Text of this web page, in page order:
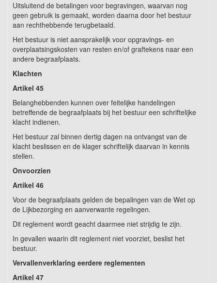
Uitsluitend de betalingen voor begravingen, waarvan nog
geen gebruik is gemaakt, worden daarna door het bestuur
aan rechthebbende terugbetaald.
Het bestuur is niet aansprakelijk voor opgravings- en
overplaatsingskosten van resten en/of graftekens naar een
andere begraafplaats.
Klachten
Artikel 45
Belanghebbenden kunnen over feitelijke handelingen
betreffende de begraafplaats bij het bestuur een schriftelijke
klacht indienen.
Het bestuur zal binnen dertig dagen na ontvangst van de
klacht beslissen en de klager schriftelijk daarvan in kennis
stellen.
Onvoorzien
Artikel 46
Voor de begraafplaats gelden de bepalingen van de Wet op
de Lijkbezorging en aanverwante regelingen.
Dit reglement wordt geacht daarmee niet strijdig te zijn.
In gevallen waarin dit reglement niet voorziet, beslist het
bestuur.
Vervallenverklaring eerdere reglementen
Artikel 47